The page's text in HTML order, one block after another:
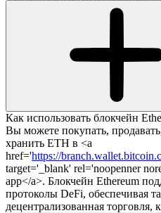
Как использовать блокчейн
Вы можете покупать,
хранить ETH в <a
href='https://
target='_blank' rel='noopenner
app</a>. Блокчейн Ethereum
протоколы DeFi, обеспечивая
децентрализованная торговля,